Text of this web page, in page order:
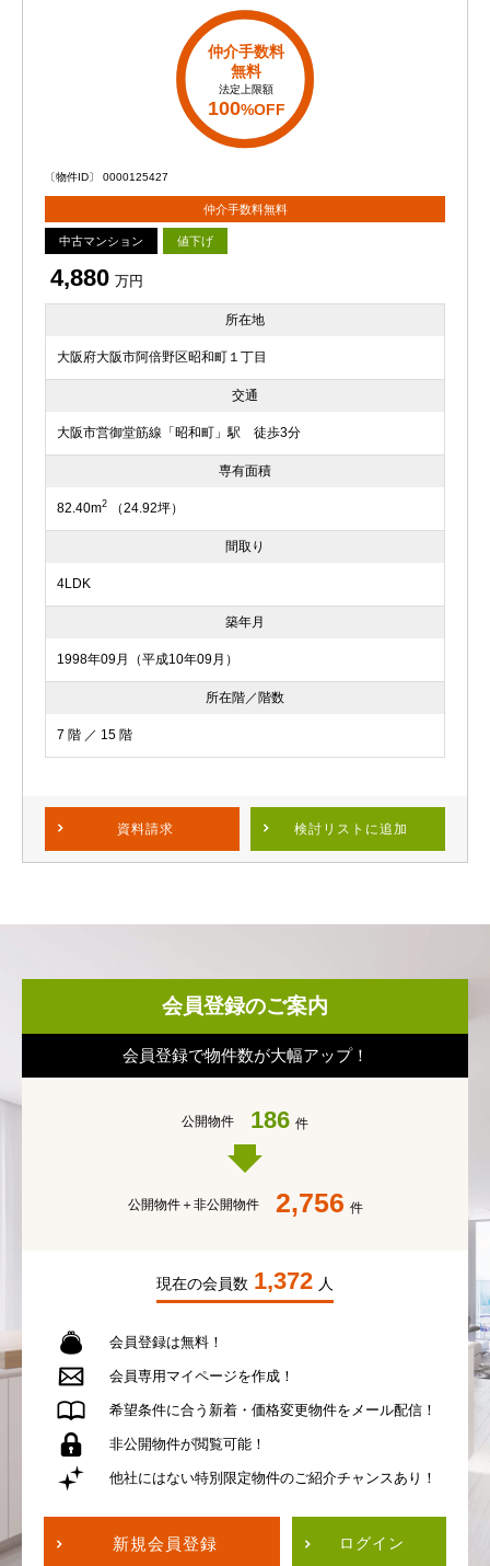
仲介手数料
無料
法定上限額
100%OFF
〔物件ID〕 0000125427
仲介手数料無料
中古マンション 値下げ
4,880 万円
所在地
大阪府大阪市阿倍野区昭和町１丁目
交通
大阪市営御堂筋線「昭和町」駅 徒歩3分
専有面積
82.40m2 （24.92坪）
間取り
4LDK
築年月
1998年09月（平成10年09月）
所在階／階数
7 階 ／ 15 階
資料請求 検討リスト に追加
会員登録のご案内
会員登録で物件数が大幅アップ！
公開物件 186 件
公開物件＋非公開物件 2,756 件
現在の会員数 1,372 人
会員登録は無料！
会員専用 マイページを作成！
希望条件に合う 新着・価格変更物件を メール配信！
非公開物件が閲覧可能！
他社にはない特別限定物件のご紹介チャンスあり！
新規会員登録 ログイン